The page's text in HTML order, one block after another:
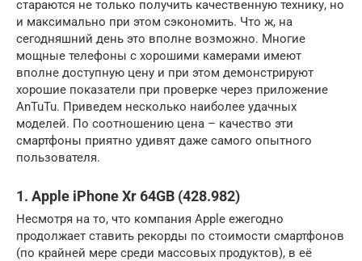
стараются не только получить качественную технику, но
и максимально при этом сэкономить. Что ж, на
сегодняшний день это вполне возможно. Многие
мощные телефоны с хорошими камерами имеют
вполне доступную цену и при этом демонстрируют
хорошие показатели при проверке через приложение
AnTuTu. Приведем несколько наиболее удачных
моделей. По соотношению цена – качество эти
смартфоны приятно удивят даже самого опытного
пользователя.
1. Apple iPhone Xr 64GB (428.982)
Несмотря на то, что компания Apple ежегодно
продолжает ставить рекорды по стоимости смартфонов
(по крайней мере среди массовых продуктов), в её